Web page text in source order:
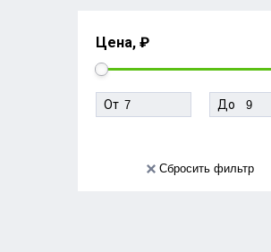
Цена, ₽
От До
Сбросить фильтр